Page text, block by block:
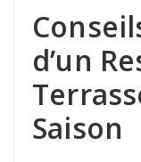
d’un
Saison